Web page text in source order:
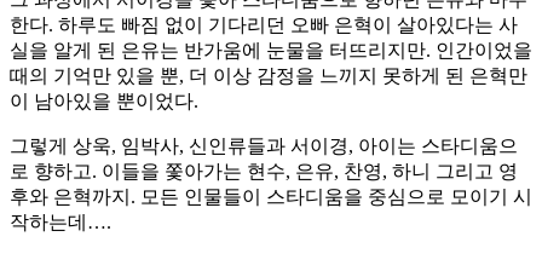
한다. 하루도 빠짐 없이 기다리던 오빠 은혁이 살아있다는 사
실을 알게 된 은유는 반가움에 눈물을 터뜨리지만. 인간이었을
때의 기억만 있을 뿐, 더 이상 감정을 느끼지 못하게 된 은혁만
이 남아있을 뿐이었다.
그렇게 상욱, 임박사, 신인류들과 서이경, 아이는 스타디움으
로 향하고. 이들을 쫓아가는 현수, 은유, 찬영, 하니 그리고 영
후와 은혁까지. 모든 인물들이 스타디움을 중심으로 모이기 시
작하는데….